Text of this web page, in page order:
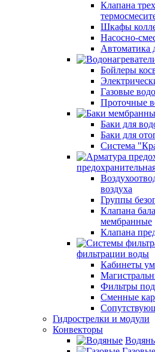
Клапана
Шкафы
Насосно-
Автоматика
Бойлеры
Газовые
Проточные
Баки для
Баки для
Система
воздуха
Группы
Клапана
мембранные
Клапана
фильтрации воды
Кабинеты
Фильтры
Сменные
Гидрострелки и модули
Конвекторы